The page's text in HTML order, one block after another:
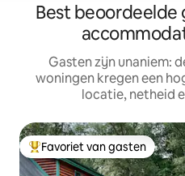
Best
Gasten zijn unaniem:
woningen kregen een
locatie, netheid
Topfavoriet van gasten
Favoriet van gasten